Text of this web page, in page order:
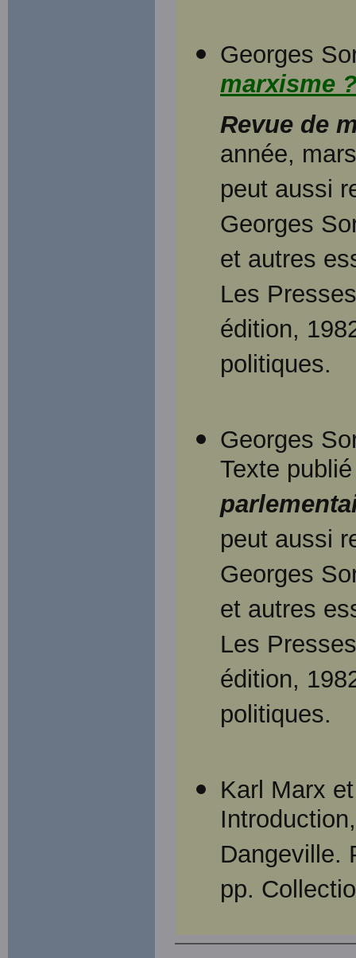
Georges
marxisme
Revue de
année,
peut aussi
Georges
et autres
Les
édition,
politiques.
Georges
Texte
peut aussi
Georges
et autres
Les
édition,
politiques.
Karl Marx
Dangeville.
pp.